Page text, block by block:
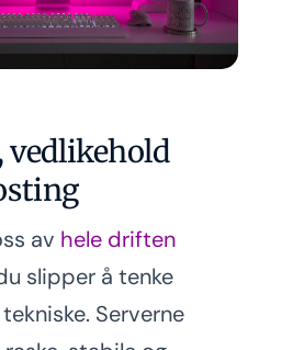
vedlikehold
av hele driften
slipper å tenke
Serverne